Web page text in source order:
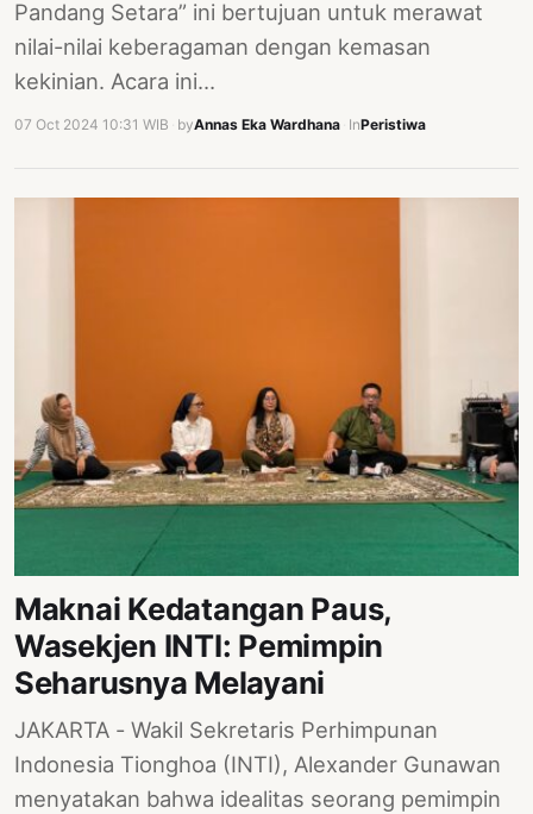
Pandang Setara” ini bertujuan untuk merawat
nilai-nilai keberagaman dengan kemasan
kekinian. Acara ini…
07 Oct 2024 10:31 WIB byAnnas Eka Wardhana InPeristiwa
Maknai Kedatangan Paus,
Wasekjen INTI: Pemimpin
Seharusnya Melayani
JAKARTA - Wakil Sekretaris Perhimpunan
Indonesia Tionghoa (INTI), Alexander Gunawan
menyatakan bahwa idealitas seorang pemimpin